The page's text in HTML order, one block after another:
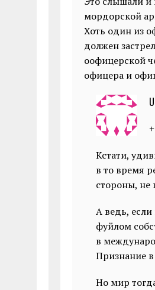
мордорской
Хоть один из
должен
оофицерской
офицера и
Кстати,
в то время
стороны, не
А ведь, если
фуйлом
в
Признание
Но мир